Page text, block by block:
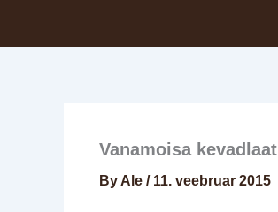
Vanamoisa kevadlaat
By Ale / 11. veebruar 2015